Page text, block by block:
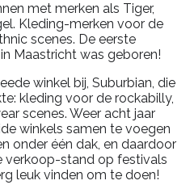
met merken als Tiger,
Kleding-merken voor de
scenes. De eerste
Maastricht was geboren!
winkel bij, Suburbian, die
kleding voor de rockabilly,
scenes. Weer acht jaar
winkels samen te voegen
onder één dak, en daardoor
verkoop-stand op festivals
leuk vinden om te doen!